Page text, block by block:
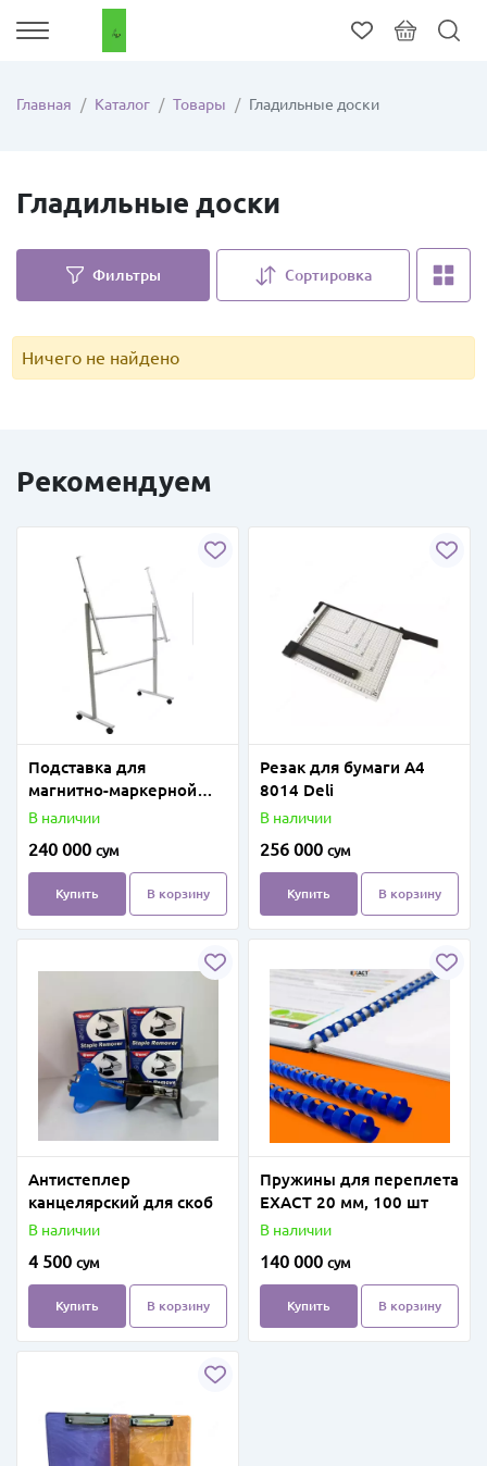
Главная Каталог Товары Гладильные доски
Гладильные доски
Фильтры Сортировка
Ничего не найдено
Рекомендуем
Подставка для
магнитно-маркерной
доски 90 х 120 мм
В наличии
240 000 сум
Купить В корзину
Резак для бумаги A4
8014 Deli
В наличии
256 000 сум
Купить В корзину
Антистеплер
канцелярский для скоб
В наличии
4 500 сум
Купить В корзину
Пружины для переплета
EXACТ 20 мм, 100 шт
В наличии
140 000 сум
Купить В корзину